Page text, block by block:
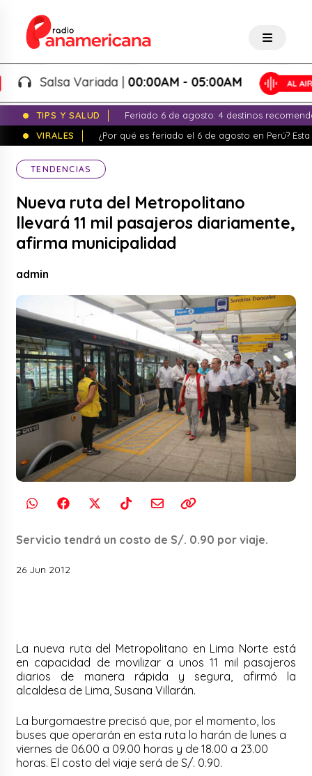
Salsa Variada |00:00AM - 05:00AM
TIPS Y SALUD
Feriado 6 de agosto: 4 destinos
VIRALES
¿Por qué es feriado el 6 de agosto en Perú?
TENDENCIAS
Nueva ruta del Metropolitano
llevará 11 mil pasajeros diariamente,
afirma municipalidad
admin
Servicio tendrá un costo de S/. 0.90 por viaje.
26 Jun 2012
La nueva ruta del Metropolitano en Lima Norte está
en capacidad de movilizar a unos 11 mil pasajeros
diarios de manera rápida y segura, afirmó la
alcaldesa de Lima, Susana Villarán.
La burgomaestre precisó que, por el momento, los
buses que operarán en esta ruta lo harán de lunes a
viernes de 06.00 a 09.00 horas y de 18.00 a 23.00
horas. El costo del viaje será de S/. 0.90.